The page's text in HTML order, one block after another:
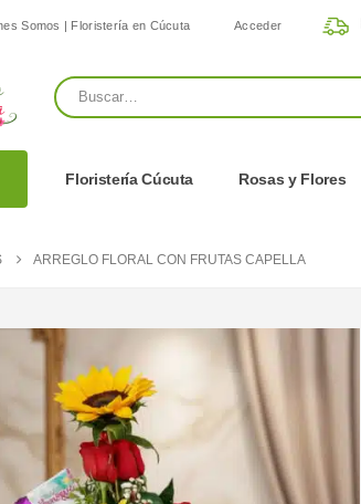
Somos | Floristería en Cúcuta Acceder
Floristería Cúcuta Rosas y Flores
ARREGLO FLORAL CON FRUTAS CAPELLA